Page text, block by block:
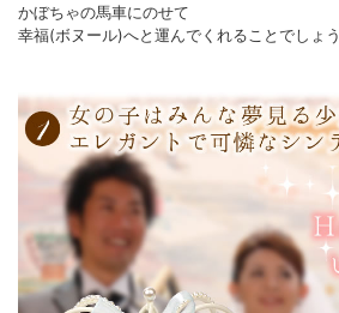
かぼちゃの馬車にのせて
幸福(ボヌール)へと運んでくれることでしょう